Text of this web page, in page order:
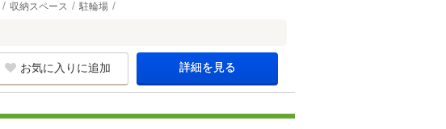
収納スペース 駐輪場
お気に入りに追加 詳細を見る